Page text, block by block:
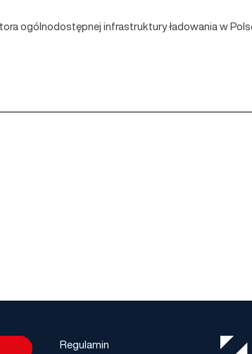
ogólnodostępnej infrastruktury ładowania w
Regulamin